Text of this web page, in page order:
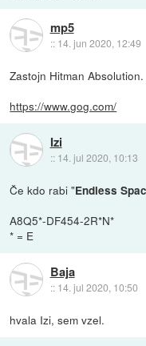
mp5
:: 14. jun 2020, 12:49
Zastojn Hitman
https://www.gog.com/
Izi
:: 14. jul 2020, 10:13
Če kdo rabi "Endless
A8Q5*-DF454-2R*N*
* = E
Baja
:: 14. jul 2020, 10:50
hvala Izi, sem vzel.